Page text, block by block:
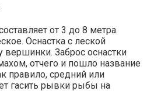
от 3 до 8 метра.
Оснастка с леской
вершинки. Заброс оснастки
отчего и пошло название
правило, средний или
гасить рывки рыбы на